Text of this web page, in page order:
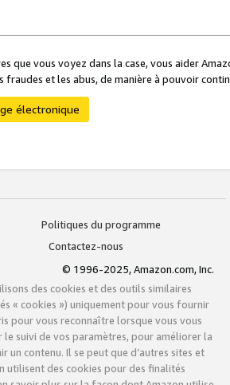
que vous voyez dans la case, vous aider
fraudes et les abus, de manière à pouvoir
électronique
Politiques du programme
Contactez-nous
© 1996-2025, Amazon.com, Inc.
des cookies et des outils similaires
« cookies ») uniquement pour vous fournir
pour vous reconnaître lorsque vous vous
le suivi de vos paramètres, pour améliorer la
un contenu. Il se peut que d’autres sites et
utilisent des cookies pour des finalités